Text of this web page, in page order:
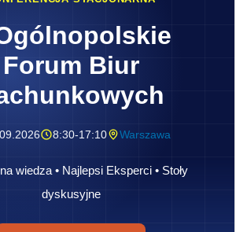
Forum Biur
8:30-17:10 Warszawa
wiedza • Najlepsi Eksperci • Stoły
dyskusyjne